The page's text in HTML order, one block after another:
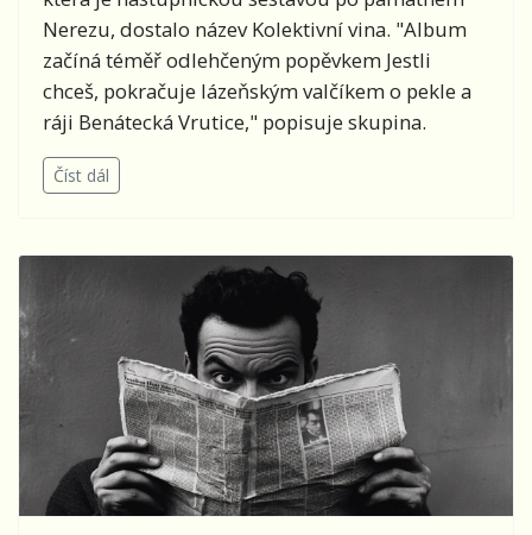
Nerezu, dostalo název Kolektivní vina. "Album
začíná téměř odlehčeným popěvkem Jestli
chceš, pokračuje lázeňským valčíkem o pekle a
ráji Benátecká Vrutice," popisuje skupina.
Číst dál